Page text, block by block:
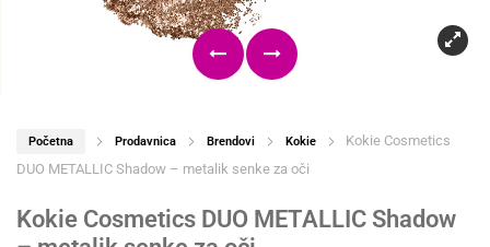
Početna Prodavnica Brendovi Kokie
Kokie Cosmetics
DUO METALLIC Shadow – metalik senke za oči
Kokie Cosmetics DUO METALLIC Shadow